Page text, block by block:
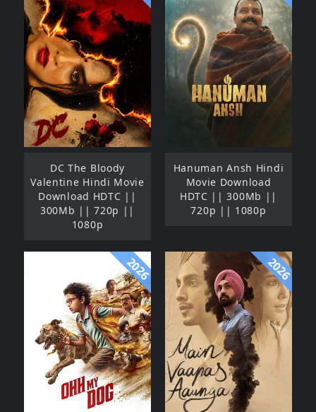
DC The Bloody
Valentine Hindi Movie
Download HDTC ||
300Mb || 720p ||
1080p
Hanuman Ansh Hindi
Movie Download
HDTC || 300Mb ||
720p || 1080p
2026 2026